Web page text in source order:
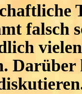
falsch